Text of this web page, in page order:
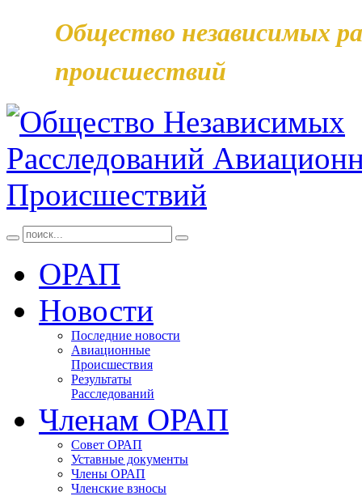
Общество независимых
происшествий
ОРАП
Новости
Последние новости
Авиационные
Происшествия
Результаты
Расследований
Членам ОРАП
Совет ОРАП
Уставные документы
Члены ОРАП
Членские взносы